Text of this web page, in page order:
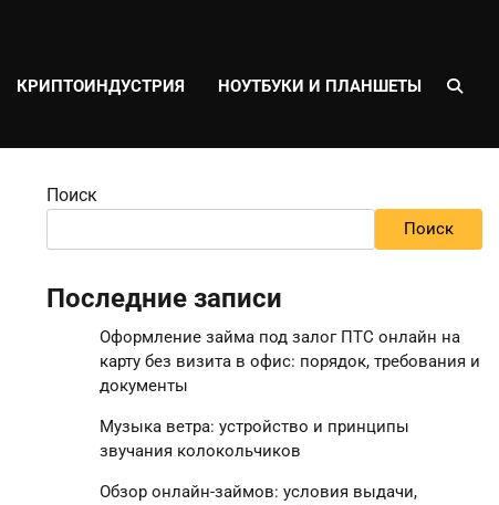
КРИПТОИНДУСТРИЯ НОУТБУКИ И ПЛАНШЕТЫ
Поиск
Поиск
Последние записи
Оформление займа под залог ПТС онлайн на
карту без визита в офис: порядок, требования и
документы
Музыка ветра: устройство и принципы
звучания колокольчиков
Обзор онлайн-займов: условия выдачи,